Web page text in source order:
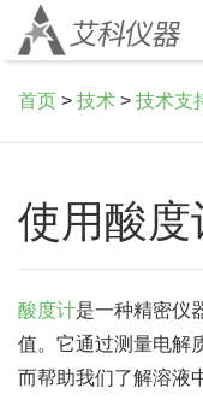
首页 > 技术 > 技术支
使用酸
酸度计是一种精密仪
值。它通过测量电解
而帮助我们了解溶液